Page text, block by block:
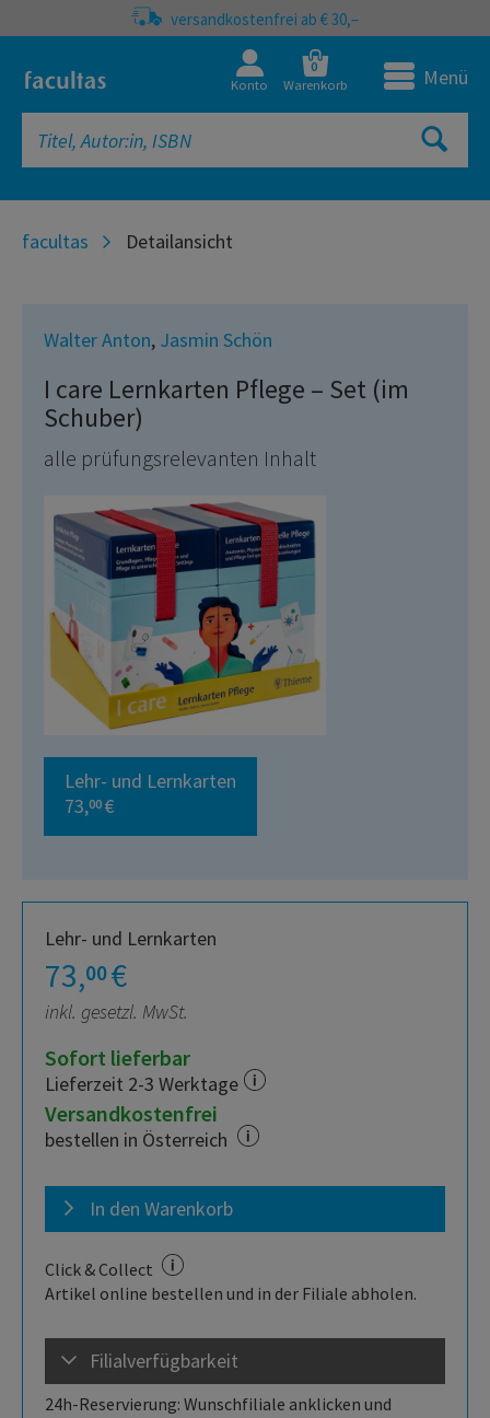
versandkostenfrei ab € 30,–
Konto
0
Warenkorb Menü
facultas Detailansicht
Walter Anton, Jasmin Schön
I care Lernkarten Pflege – Set (im
Schuber)
alle prüfungsrelevanten Inhalt
Lehr- und Lernkarten
73,00 €
Lehr- und Lernkarten
73,00€
inkl. gesetzl. MwSt.
Sofort lieferbar
Lieferzeit 2-3 Werktage
Versandkostenfrei
bestellen in Österreich
In den Warenkorb
Click & Collect
Artikel online bestellen und in der Filiale abholen.
Filialverfügbarkeit
24h-Reservierung: Wunschfiliale anklicken und